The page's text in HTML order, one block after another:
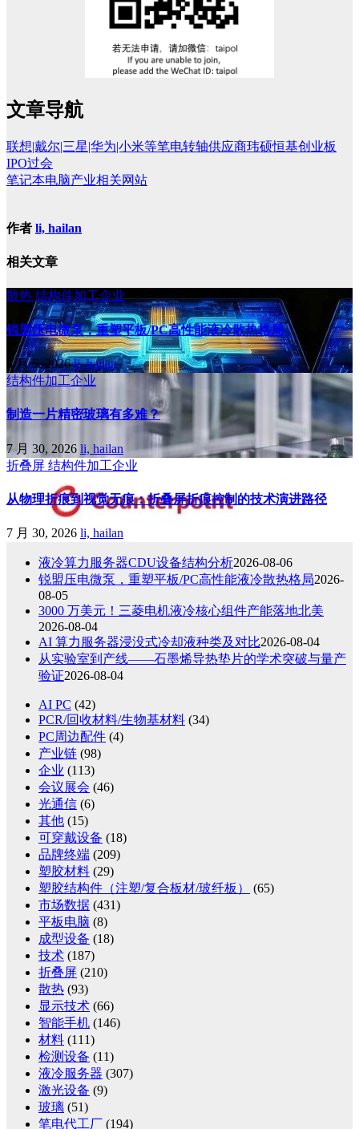
文章导航
联想|戴尔|三星|华为|小米等笔电转轴供应商玮硕恒基创业板
IPO过会
笔记本电脑产业相关网站
作者 li, hailan
相关文章
散热 结构件加工企业
锐盟压电微泵，重塑平板/PC高性能液冷散热格局
8 月 5, 2026li, hailan
结构件加工企业
制造一片精密玻璃有多难？
7 月 30, 2026 li, hailan
折叠屏 结构件加工企业
从物理折痕到视觉无痕：折叠屏折痕控制的技术演进路径
7 月 30, 2026 li, hailan
液冷算力服务器CDU设备结构分析2026-08-06
锐盟压电微泵，重塑平板/PC高性能液冷散热格局2026-
08-05
3000 万美元！三菱电机液冷核心组件产能落地北美
2026-08-04
AI 算力服务器浸没式冷却液种类及对比2026-08-04
从实验室到产线——石墨烯导热垫片的学术突破与量产
验证2026-08-04
AI PC (42)
PCR/回收材料/生物基材料 (34)
PC周边配件 (4)
产业链 (98)
企业 (113)
会议展会 (46)
光通信 (6)
其他 (15)
可穿戴设备 (18)
品牌终端 (209)
塑胶材料 (29)
塑胶结构件（注塑/复合板材/玻纤板）
(65)
市场数据 (431)
平板电脑 (8)
成型设备 (18)
技术 (187)
折叠屏 (210)
散热 (93)
显示技术 (66)
智能手机 (146)
材料 (111)
检测设备 (11)
液冷服务器 (307)
激光设备 (9)
玻璃 (51)
笔电代工厂 (194)